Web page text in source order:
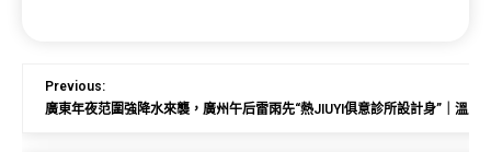
Previous:
廣東年夜范圍強降水來襲，廣州午后雷雨先“熱JIUYI俱意診所設計身”｜溫度